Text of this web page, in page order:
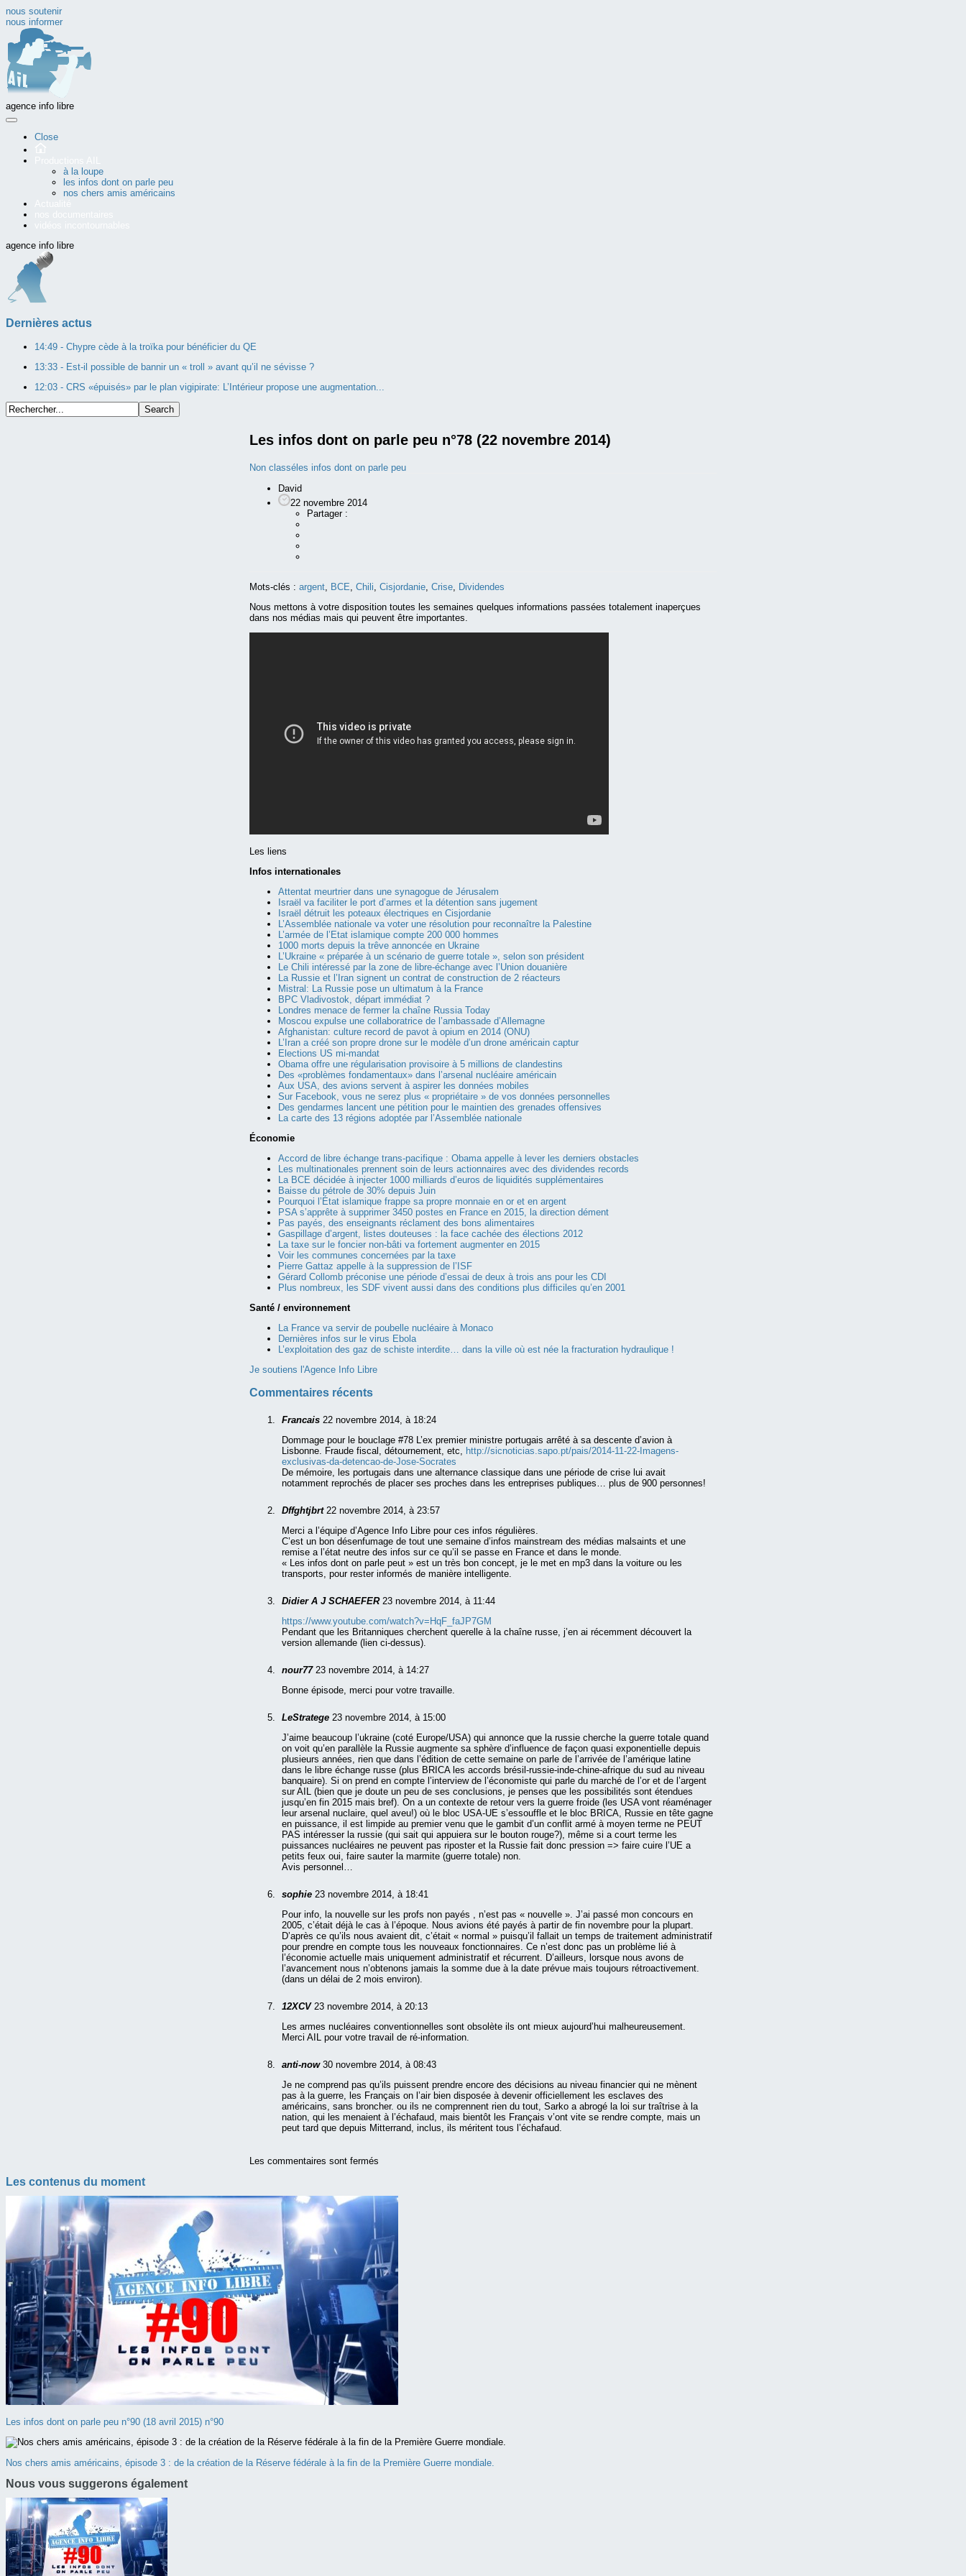
nous soutenir
nous informer
agence info libre
Close
à la loupe
les infos dont on parle peu
nos chers amis américains
agence info libre
Dernières actus
14:49 - Chypre cède à la troïka pour bénéficier du QE
13:33 - Est-il possible de bannir un « troll » avant qu’il ne sévisse ?
12:03 - CRS «épuisés» par le plan vigipirate: L’Intérieur propose une augmentation...
Les infos dont on parle peu n°78 (22 novembre 2014)
Non classé les infos dont on parle peu
David
22 novembre 2014
Partager :
Mots-clés : argent, BCE, Chili, Cisjordanie, Crise, Dividendes
Nous mettons à votre disposition toutes les semaines quelques informations passées totalement inaperçues
dans nos médias mais qui peuvent être importantes.
Les liens
Infos internationales
Attentat meurtrier dans une synagogue de Jérusalem
Israël va faciliter le port d’armes et la détention sans jugement
Israël détruit les poteaux électriques en Cisjordanie
L’Assemblée nationale va voter une résolution pour reconnaître la Palestine
L’armée de l’Etat islamique compte 200 000 hommes
1000 morts depuis la trêve annoncée en Ukraine
L’Ukraine « préparée à un scénario de guerre totale », selon son président
Le Chili intéressé par la zone de libre-échange avec l’Union douanière
La Russie et l’Iran signent un contrat de construction de 2 réacteurs
Mistral: La Russie pose un ultimatum à la France
BPC Vladivostok, départ immédiat ?
Londres menace de fermer la chaîne Russia Today
Moscou expulse une collaboratrice de l’ambassade d’Allemagne
Afghanistan: culture record de pavot à opium en 2014 (ONU)
L’Iran a créé son propre drone sur le modèle d’un drone américain captur
Elections US mi-mandat
Obama offre une régularisation provisoire à 5 millions de clandestins
Des «problèmes fondamentaux» dans l’arsenal nucléaire américain
Aux USA, des avions servent à aspirer les données mobiles
Sur Facebook, vous ne serez plus « propriétaire » de vos données personnelles
Des gendarmes lancent une pétition pour le maintien des grenades offensives
La carte des 13 régions adoptée par l’Assemblée nationale
Économie
Accord de libre échange trans-pacifique : Obama appelle à lever les derniers obstacles
Les multinationales prennent soin de leurs actionnaires avec des dividendes records
La BCE décidée à injecter 1000 milliards d’euros de liquidités supplémentaires
Baisse du pétrole de 30% depuis Juin
Pourquoi l’État islamique frappe sa propre monnaie en or et en argent
PSA s’apprête à supprimer 3450 postes en France en 2015, la direction dément
Pas payés, des enseignants réclament des bons alimentaires
Gaspillage d’argent, listes douteuses : la face cachée des élections 2012
La taxe sur le foncier non-bâti va fortement augmenter en 2015
Voir les communes concernées par la taxe
Pierre Gattaz appelle à la suppression de l’ISF
Gérard Collomb préconise une période d’essai de deux à trois ans pour les CDI
Plus nombreux, les SDF vivent aussi dans des conditions plus difficiles qu’en 2001
Santé / environnement
La France va servir de poubelle nucléaire à Monaco
Dernières infos sur le virus Ebola
L’exploitation des gaz de schiste interdite… dans la ville où est née la fracturation hydraulique !
Je soutiens l'Agence Info Libre
Commentaires récents
Francais 22 novembre 2014, à 18:24
Dommage pour le bouclage #78 L’ex premier ministre portugais arrêté à sa descente d’avion à
Lisbonne. Fraude fiscal, détournement, etc, http://sicnoticias.sapo.pt/pais/2014-11-22-Imagens-
exclusivas-da-detencao-de-Jose-Socrates
De mémoire, les portugais dans une alternance classique dans une période de crise lui avait
notamment reprochés de placer ses proches dans les entreprises publiques… plus de 900 personnes!
Dffghtjbrt 22 novembre 2014, à 23:57
Merci a l’équipe d’Agence Info Libre pour ces infos régulières.
C’est un bon désenfumage de tout une semaine d’infos mainstream des médias malsaints et une
remise a l’état neutre des infos sur ce qu’il se passe en France et dans le monde.
« Les infos dont on parle peut » est un très bon concept, je le met en mp3 dans la voiture ou les
transports, pour rester informés de manière intelligente.
Didier A J SCHAEFER 23 novembre 2014, à 11:44
https://www.youtube.com/watch?v=HqF_faJP7GM
Pendant que les Britanniques cherchent querelle à la chaîne russe, j’en ai récemment découvert la
version allemande (lien ci-dessus).
nour77 23 novembre 2014, à 14:27
Bonne épisode, merci pour votre travaille.
LeStratege 23 novembre 2014, à 15:00
J’aime beaucoup l’ukraine (coté Europe/USA) qui annonce que la russie cherche la guerre totale quand
on voit qu’en parallèle la Russie augmente sa sphère d’influence de façon quasi exponentielle depuis
plusieurs années, rien que dans l’édition de cette semaine on parle de l’arrivée de l’amérique latine
dans le libre échange russe (plus BRICA les accords brésil-russie-inde-chine-afrique du sud au niveau
banquaire). Si on prend en compte l’interview de l’économiste qui parle du marché de l’or et de l’argent
sur AIL (bien que je doute un peu de ses conclusions, je penses que les possibilités sont étendues
jusqu’en fin 2015 mais bref). On a un contexte de retour vers la guerre froide (les USA vont réaménager
leur arsenal nuclaire, quel aveu!) où le bloc USA-UE s’essouffle et le bloc BRICA, Russie en tête gagne
en puissance, il est limpide au premier venu que le gambit d’un conflit armé à moyen terme ne PEUT
PAS intéresser la russie (qui sait qui appuiera sur le bouton rouge?), même si a court terme les
puissances nucléaires ne peuvent pas riposter et la Russie fait donc pression => faire cuire l’UE a
petits feux oui, faire sauter la marmite (guerre totale) non.
Avis personnel…
sophie 23 novembre 2014, à 18:41
Pour info, la nouvelle sur les profs non payés , n’est pas « nouvelle ». J’ai passé mon concours en
2005, c’était déjà le cas à l’époque. Nous avions été payés à partir de fin novembre pour la plupart.
D’après ce qu’ils nous avaient dit, c’était « normal » puisqu’il fallait un temps de traitement administratif
pour prendre en compte tous les nouveaux fonctionnaires. Ce n’est donc pas un problème lié à
l’économie actuelle mais uniquement administratif et récurrent. D’ailleurs, lorsque nous avons de
l’avancement nous n’obtenons jamais la somme due à la date prévue mais toujours rétroactivement.
(dans un délai de 2 mois environ).
12XCV 23 novembre 2014, à 20:13
Les armes nucléaires conventionnelles sont obsolète ils ont mieux aujourd’hui malheureusement.
Merci AIL pour votre travail de ré-information.
anti-now 30 novembre 2014, à 08:43
Je ne comprend pas qu’ils puissent prendre encore des décisions au niveau financier qui ne mènent
pas à la guerre, les Français on l’air bien disposée à devenir officiellement les esclaves des
américains, sans broncher. ou ils ne comprennent rien du tout, Sarko a abrogé la loi sur traîtrise à la
nation, qui les menaient à l’échafaud, mais bientôt les Français v’ont vite se rendre compte, mais un
peut tard que depuis Mitterrand, inclus, ils méritent tous l’échafaud.
Les commentaires sont fermés
Les contenus du moment
Les infos dont on parle peu n°90 (18 avril 2015) n°90
Nos chers amis américains, épisode 3 : de la création de la Réserve fédérale à la fin de la Première Guerre mondiale.
Nous vous suggerons également